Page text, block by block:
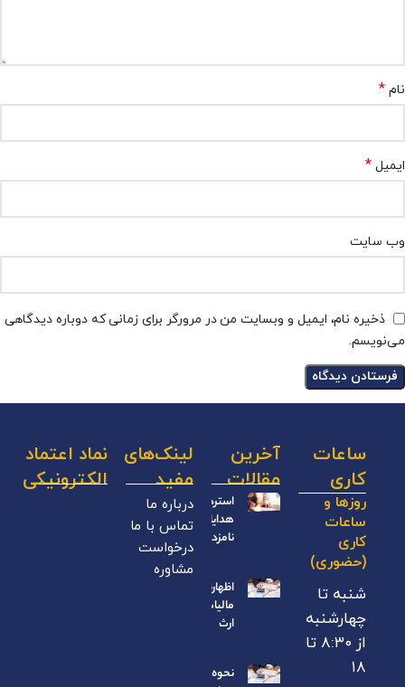
نام*
ایمیل*
وب‌ سایت
ذخیره نام، ایمیل و وبسایت من در مرورگر برای زمانی که دوباره دیدگاهی
می‌نویسم.
ساعات
کاری
روزها و
ساعات
کاری
(حضوری)
شنبه تا
چهارشنبه
از ۸:۳۰ تا
۱۸
آخرین
مقالات
استرداد
هدایای
نامزدی
اظهارنامه
مالیات بر
ارث
نحوه
لینک‌های
مفید
درباره ما
تماس با ما
درخواست
مشاوره
نماد اعتماد
الکترونیکی